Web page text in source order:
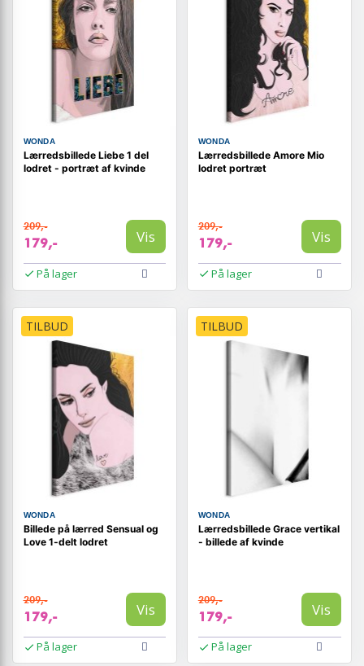
WONDA
Lærredsbillede Liebe 1 del
lodret - portræt af kvinde
209,-
179,- Vis
På lager
WONDA
Lærredsbillede Amore Mio
lodret portræt
209,-
179,- Vis
På lager
TILBUD
WONDA
Billede på lærred Sensual og
Love 1-delt lodret
209,-
179,- Vis
På lager
TILBUD
WONDA
Lærredsbillede Grace vertikal
- billede af kvinde
209,-
179,- Vis
På lager